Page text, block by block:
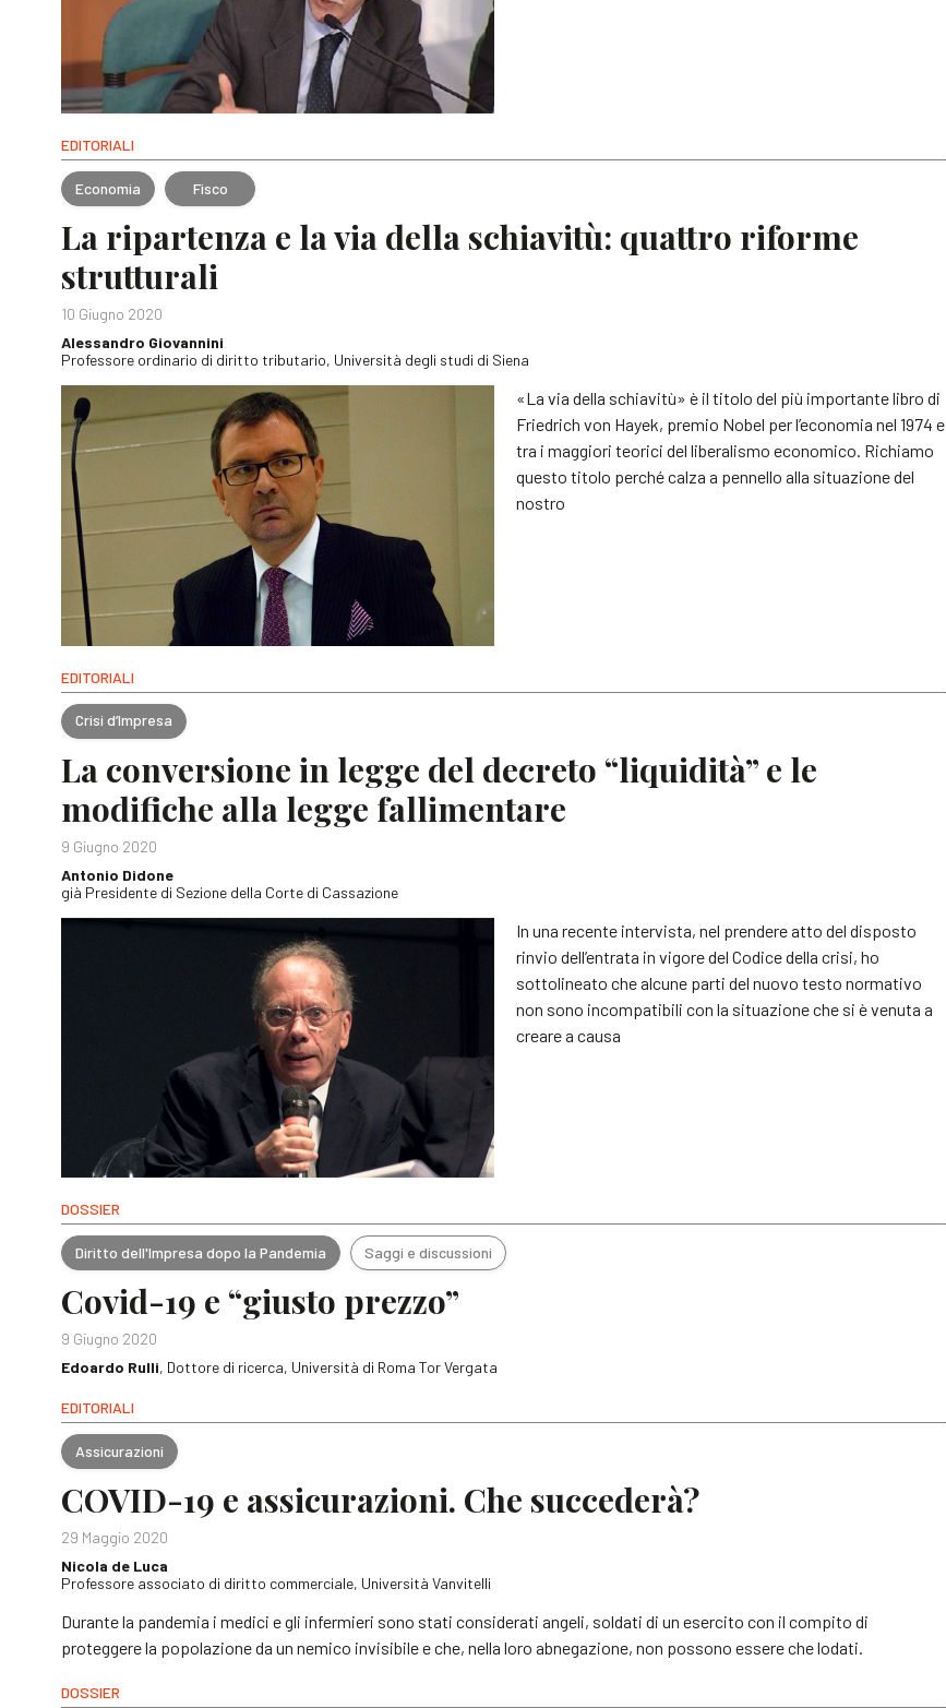
EDITORIALI
Economia Fisco
La ripartenza e la via della schiavitù: quattro riforme
strutturali
10 Giugno 2020
Alessandro Giovannini
Professore ordinario di diritto tributario, Università degli studi di Siena
«La via della schiavitù» è il titolo del più importante libro di
Friedrich von Hayek, premio Nobel per l’economia nel 1974 e
tra i maggiori teorici del liberalismo economico. Richiamo
questo titolo perché calza a pennello alla situazione del
nostro
EDITORIALI
Crisi d’Impresa
La conversione in legge del decreto “liquidità” e le
modifiche alla legge fallimentare
9 Giugno 2020
Antonio Didone
già Presidente di Sezione della Corte di Cassazione
In una recente intervista, nel prendere atto del disposto
rinvio dell’entrata in vigore del Codice della crisi, ho
sottolineato che alcune parti del nuovo testo normativo
non sono incompatibili con la situazione che si è venuta a
creare a causa
DOSSIER
Diritto dell'Impresa dopo la Pandemia Saggi e discussioni
Covid-19 e “giusto prezzo”
9 Giugno 2020
Edoardo Rulli, Dottore di ricerca, Università di Roma Tor Vergata
EDITORIALI
Assicurazioni
COVID-19 e assicurazioni. Che succederà?
29 Maggio 2020
Nicola de Luca
Professore associato di diritto commerciale, Università Vanvitelli
Durante la pandemia i medici e gli infermieri sono stati considerati angeli, soldati di un esercito con il compito di
proteggere la popolazione da un nemico invisibile e che, nella loro abnegazione, non possono essere che lodati.
DOSSIER